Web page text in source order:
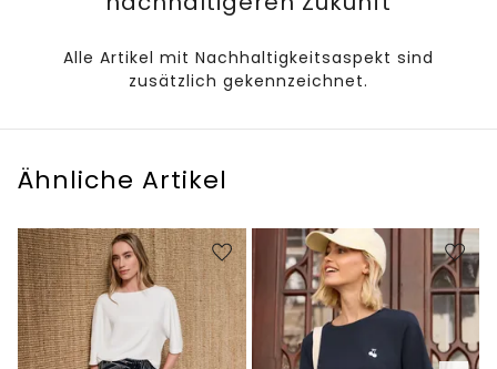
Alle Artikel mit Nachhaltigkeitsaspekt sind
zusätzlich gekennzeichnet.
Ähnliche Artikel